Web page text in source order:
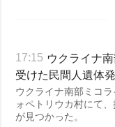
17:15 ウクライナ
受けた民間人遺体
ウクライナ南部ミコ
ォペトリウカ村にて
が見つかった。